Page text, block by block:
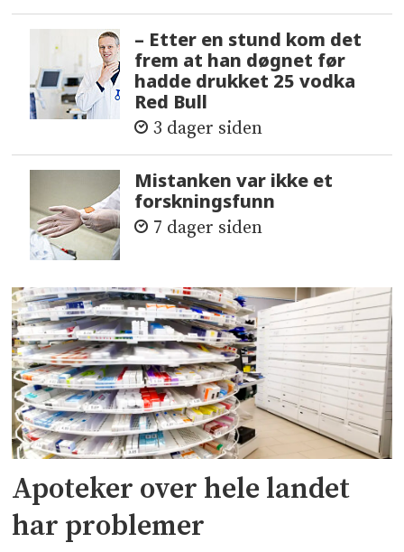
– Etter en stund kom det
frem at han døgnet før
hadde drukket 25 vodka
Red Bull
3 dager siden
Mistanken var ikke et
forskningsfunn
7 dager siden
Apoteker over hele landet
har problemer